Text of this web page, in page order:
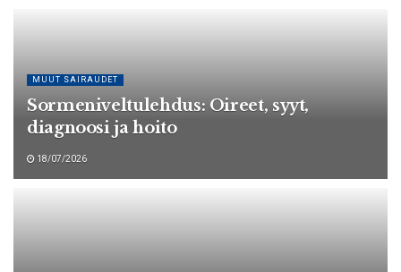
MUUT SAIRAUDET
Sormeniveltulehdus: Oireet, syyt,
diagnoosi ja hoito
18/07/2026